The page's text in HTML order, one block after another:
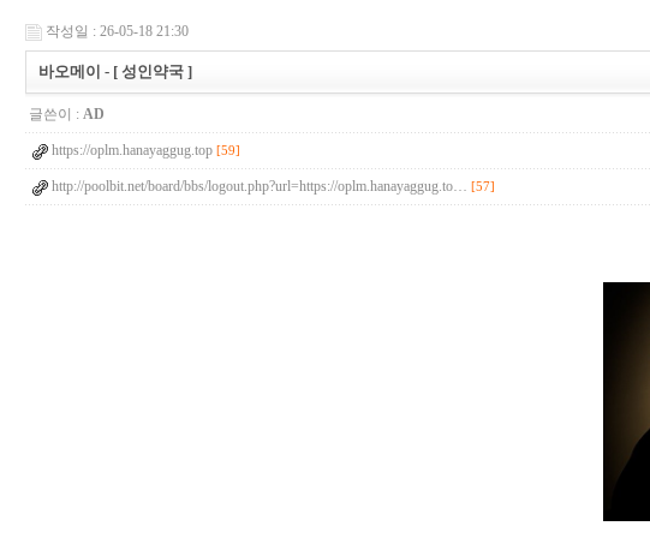
작성일 : 26-05-18 21:30
바오메이 - [ 성인약국 ]
글쓴이 : AD
https://oplm.hanayaggug.top [59]
http://poolbit.net/board/bbs/logout.php?url=https://oplm.hanayaggug.to… [57]